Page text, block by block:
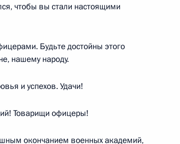
Милорадом 4
чтобы вы стали настоящими
Будьте достойны этого
нашему народу.
и успехов. Удачи!
Товарищи офицеры!
окончанием военных академий,